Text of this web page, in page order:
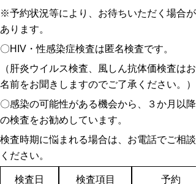
※予約状況等により、お待ちいただく場合が
あります。
〇HIV・性感染症検査は匿名検査です。
（肝炎ウイルス検査、風しん抗体価検査はお
名前をお聞きしますのでご了承ください。
）
〇感染の可能性がある機会から、３か月以降
の検査をお勧めしています。
検査時期に悩まれる場合は、お電話でご相談
ください。
検査日 検査項目 予約